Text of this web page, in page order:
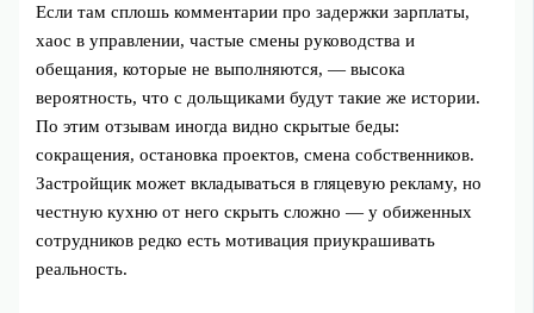
Если там сплошь комментарии про задержки зарплаты,
хаос в управлении, частые смены руководства и
обещания, которые не выполняются, — высока
вероятность, что с дольщиками будут такие же истории.
По этим отзывам иногда видно скрытые беды:
сокращения, остановка проектов, смена собственников.
Застройщик может вкладываться в гляцевую рекламу, но
честную кухню от него скрыть сложно — у обиженных
сотрудников редко есть мотивация приукрашивать
реальность.